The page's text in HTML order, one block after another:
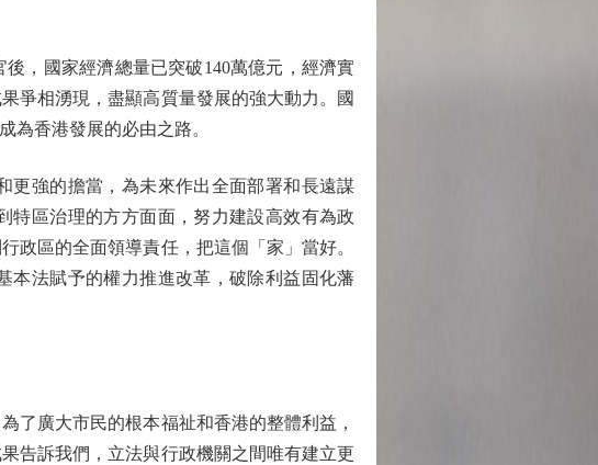
，國家經濟總量已突破140萬億元，經濟實
爭相湧現，盡顯高質量發展的強大動力。國
為香港發展的必由之路。
強的擔當，為未來作出全面部署和長遠謀
特區治理的方方面面，努力建設高效有為政
政區的全面領導責任，把這個「家」當好。
本法賦予的權力推進改革，破除利益固化藩
廣大市民的根本福祉和香港的整體利益，
告訴我們，立法與行政機關之間唯有建立更